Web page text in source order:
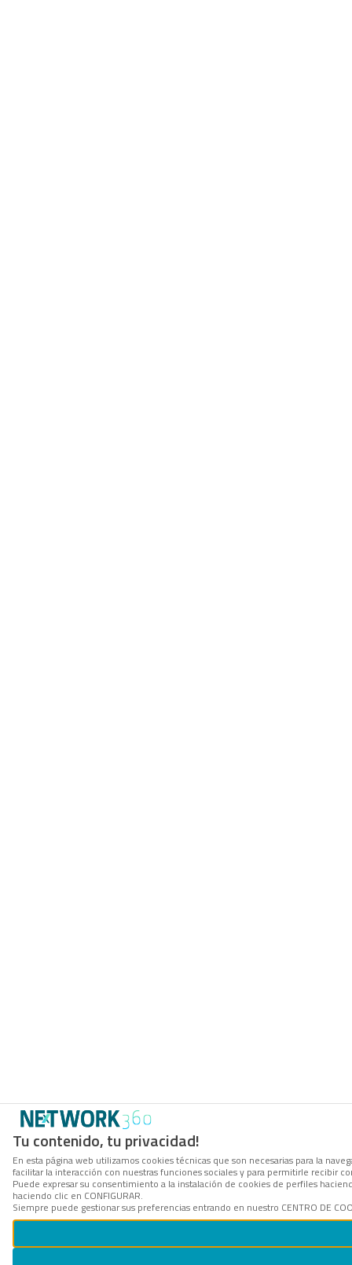
Tu contenido, tu privacidad!
En esta página web utilizamos cookies técnicas que son necesarias para la
facilitar la interacción con nuestras funciones sociales y para permitirle recibir
Puede expresar su consentimiento a la instalación de cookies de perfiles
haciendo clic en CONFIGURAR.
Siempre puede gestionar sus preferencias entrando en nuestro CENTRO DE